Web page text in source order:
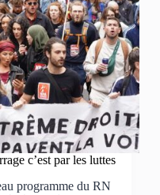
c’est par les luttes
programme du RN